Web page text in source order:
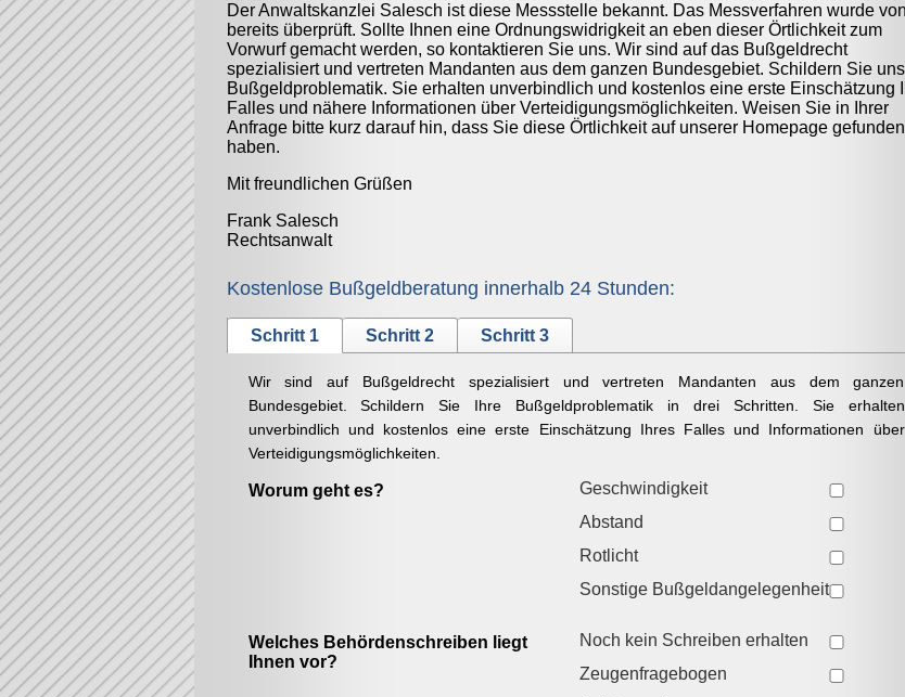
Der Anwaltskanzlei Salesch ist diese Messstelle bekannt. Das Messverfahren wurde
bereits überprüft. Sollte Ihnen eine Ordnungswidrigkeit an eben dieser Örtlichkeit zum
Vorwurf gemacht werden, so kontaktieren Sie uns. Wir sind auf das Bußgeldrecht
spezialisiert und vertreten Mandanten aus dem ganzen Bundesgebiet. Schildern Sie
Bußgeldproblematik. Sie erhalten unverbindlich und kostenlos eine erste Einschätzung
Falles und nähere Informationen über Verteidigungsmöglichkeiten. Weisen Sie in Ihrer
Anfrage bitte kurz darauf hin, dass Sie diese Örtlichkeit auf unserer Homepage gefunden
haben.
Mit freundlichen Grüßen
Frank Salesch
Rechtsanwalt
Kostenlose Bußgeldberatung innerhalb 24 Stunden:
Schritt 1 Schritt 2 Schritt 3
Wir sind auf Bußgeldrecht spezialisiert und vertreten Mandanten aus dem ganzen
Bundesgebiet. Schildern Sie Ihre Bußgeldproblematik in drei Schritten. Sie erhalten
unverbindlich und kostenlos eine erste Einschätzung Ihres Falles und Informationen über
Verteidigungsmöglichkeiten.
Worum geht es?
Geschwindigkeit
Abstand
Rotlicht
Sonstige Bußgeldangelegenheit
Welches Behördenschreiben liegt
Ihnen vor?
Noch kein Schreiben erhalten
Zeugenfragebogen